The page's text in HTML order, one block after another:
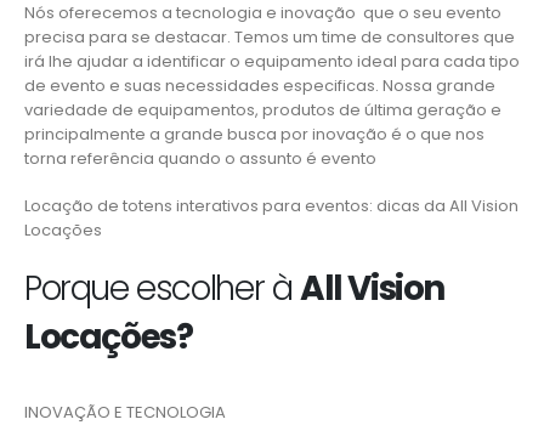
Nós oferecemos a tecnologia e inovação que o seu evento
precisa para se destacar. Temos um time de consultores que
irá lhe ajudar a identificar o equipamento ideal para cada tipo
de evento e suas necessidades especificas. Nossa grande
variedade de equipamentos, produtos de última geração e
principalmente a grande busca por inovação é o que nos
torna referência quando o assunto é evento
Locação de totens interativos para eventos: dicas da All Vision
Locações
Porque escolher àAll Vision
Locações?
INOVAÇÃO E TECNOLOGIA